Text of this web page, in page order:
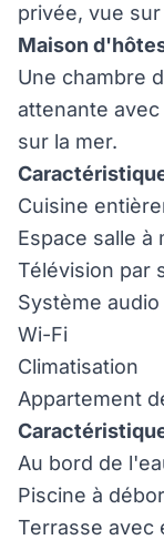
privée, vue sur
Maison
Une chambre
attenante
sur la mer.
Cuisine
Espace salle à
Télévision par
Système audio
Wi-Fi
Climatisation
Appartement
Au bord de
Piscine à
Terrasse avec